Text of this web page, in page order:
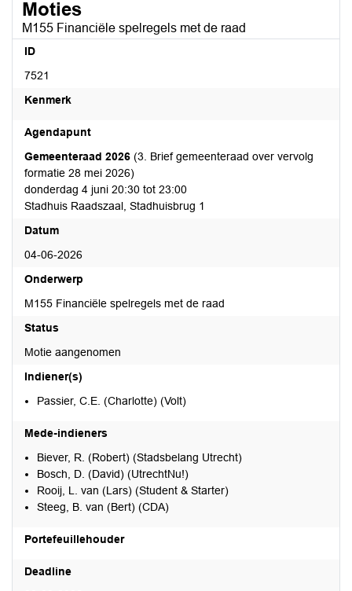
Moties
M155 Financiële spelregels met de raad
ID
7521
Kenmerk
Agendapunt
Gemeenteraad 2026 (3. Brief gemeenteraad over vervolg
formatie 28 mei 2026)
donderdag 4 juni 20:30 tot 23:00
Stadhuis Raadszaal, Stadhuisbrug 1
Datum
04-06-2026
Onderwerp
M155 Financiële spelregels met de raad
Status
Motie aangenomen
Indiener(s)
Passier, C.E. (Charlotte) (Volt)
Mede-indieners
Biever, R. (Robert) (Stadsbelang Utrecht)
Bosch, D. (David) (UtrechtNu!)
Rooij, L. van (Lars) (Student & Starter)
Steeg, B. van (Bert) (CDA)
Portefeuillehouder
Deadline